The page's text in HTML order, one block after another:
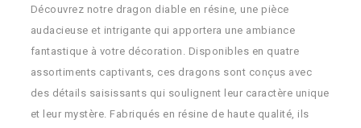
Découvrez notre dragon diable en résine, une pièce
audacieuse et intrigante qui apportera une ambiance
fantastique à votre décoration. Disponibles en quatre
assortiments captivants, ces dragons sont conçus avec
des détails saisissants qui soulignent leur caractère unique
et leur mystère. Fabriqués en résine de haute qualité, ils